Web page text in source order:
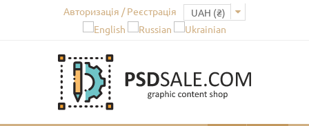
Авторизація / Реєстрація